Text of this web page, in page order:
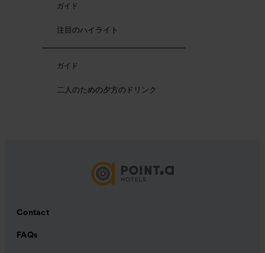
ガイド
注目のハイライト
ガイド
二人のための夕方のドリンク
Contact
FAQs